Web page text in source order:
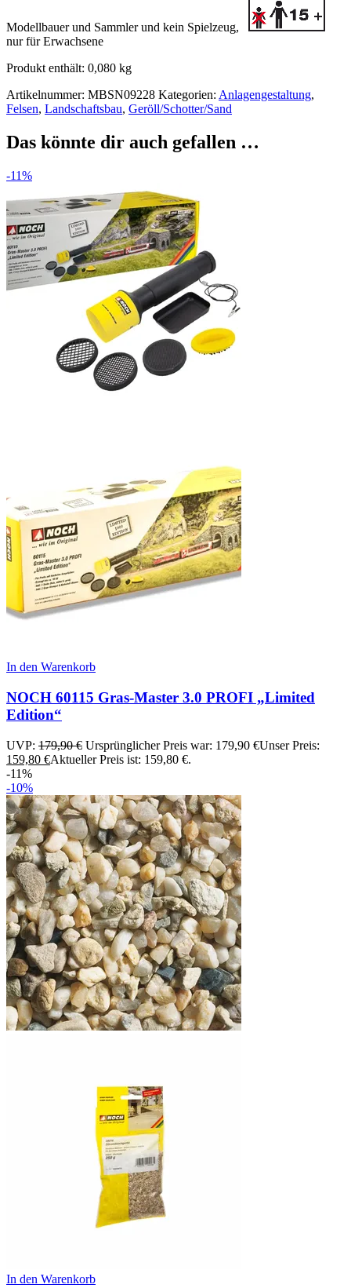
Modellbauer und Sammlerund kein Spielzeug,
nur für Erwachsene
Produkt enthält: 0,080 kg
Artikelnummer: MBSN09228 Kategorien: Anlagengestaltung,
Felsen, Landschaftsbau, Geröll/Schotter/Sand
Das könnte dir auch gefallen …
-11%
In den Warenkorb
NOCH 60115 Gras-Master 3.0 PROFI „Limited
Edition“
UVP: 179,90€ Ursprünglicher Preis war: 179,90 €Unser Preis:
159,80 €Aktueller Preis ist: 159,80 €.
-11%
-10%
In den Warenkorb